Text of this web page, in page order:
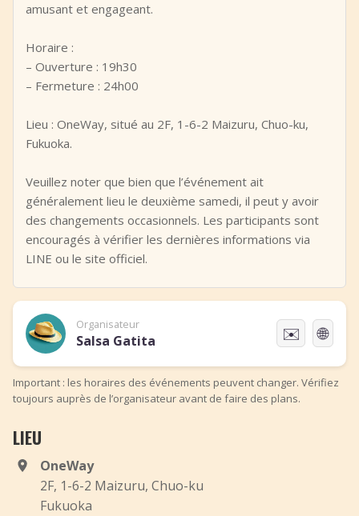
amusant et engageant.
Horaire :
– Ouverture : 19h30
– Fermeture : 24h00
Lieu : OneWay, situé au 2F, 1-6-2 Maizuru, Chuo-ku,
Fukuoka.
Veuillez noter que bien que l’événement ait
généralement lieu le deuxième samedi, il peut y avoir
des changements occasionnels. Les participants sont
encouragés à vérifier les dernières informations via
LINE ou le site officiel.
Organisateur
Salsa Gatita ✉️ 🌐
Important : les horaires des événements peuvent changer. Vérifiez
toujours auprès de l’organisateur avant de faire des plans.
LIEU
OneWay
2F, 1-6-2 Maizuru, Chuo-ku
Fukuoka